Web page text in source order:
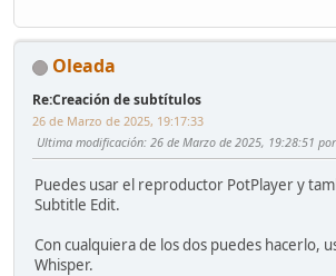
Oleada
Re:Creación de subtítulos
26 de Marzo de 2025, 19:17:33
Ultima modificación: 26 de Marzo de 2025, 19:28:51
Puedes usar el reproductor PotPlayer y
Subtitle Edit.
Con cualquiera de los dos puedes hacerlo,
Whisper.